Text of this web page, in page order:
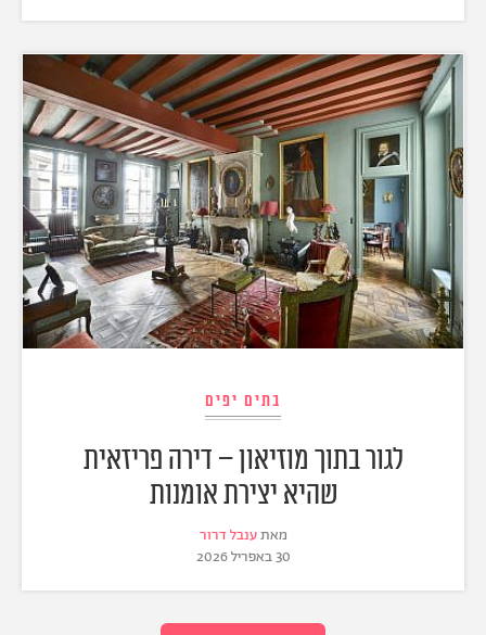
בתים יפים
לגור בתוך מוזיאון – דירה פריזאית
שהיא יצירת אומנות
מאתענבל דרור
30 באפריל 2026